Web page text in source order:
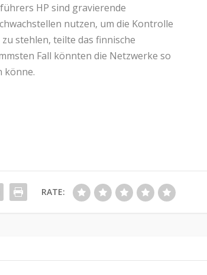
HP sind gravierende
nutzen, um die Kontrolle
stehlen, teilte das finnische
Fall könnten die Netzwerke so
könne.
RATE: